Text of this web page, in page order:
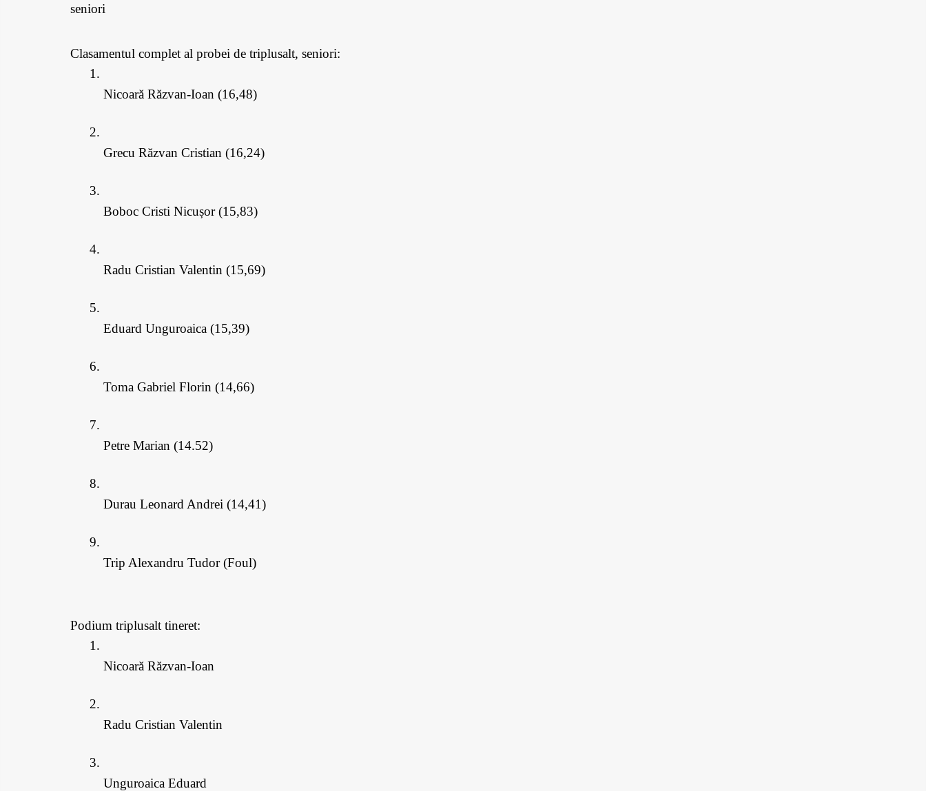
seniori
Clasamentul complet al probei de triplusalt, seniori:
Nicoară Răzvan-Ioan (16,48)
Grecu Răzvan Cristian (16,24)
Boboc Cristi Nicușor (15,83)
Radu Cristian Valentin (15,69)
Eduard Unguroaica (15,39)
Toma Gabriel Florin (14,66)
Petre Marian (14.52)
Durau Leonard Andrei (14,41)
Trip Alexandru Tudor (Foul)
Podium triplusalt tineret:
Nicoară Răzvan-Ioan
Radu Cristian Valentin
Unguroaica Eduard